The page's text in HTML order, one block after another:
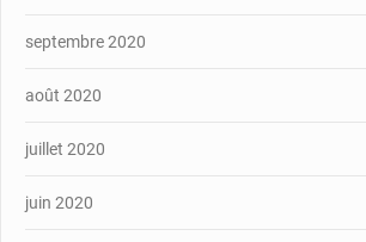
septembre 2020
août 2020
juillet 2020
juin 2020